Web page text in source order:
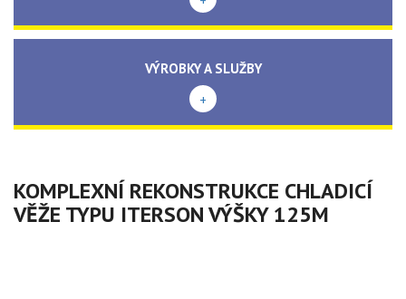
VÝROBKY A SLUŽBY
+
KOMPLEXNÍ REKONSTRUKCE CHLADICÍ
VĚŽE TYPU ITERSON VÝŠKY 125M